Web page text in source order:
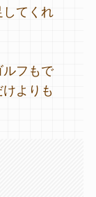
してくれ
ルフもで
よりも